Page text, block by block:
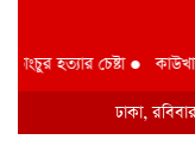
হত্যার চেষ্টা●
ঢাকা,